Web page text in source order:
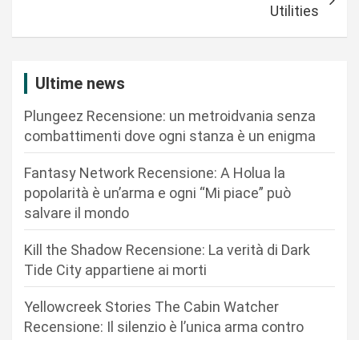
Utilities
Ultime news
Plungeez Recensione: un metroidvania senza
combattimenti dove ogni stanza è un enigma
Fantasy Network Recensione: A Holua la
popolarità è un’arma e ogni “Mi piace” può
salvare il mondo
Kill the Shadow Recensione: La verità di Dark
Tide City appartiene ai morti
Yellowcreek Stories The Cabin Watcher
Recensione: Il silenzio è l’unica arma contro